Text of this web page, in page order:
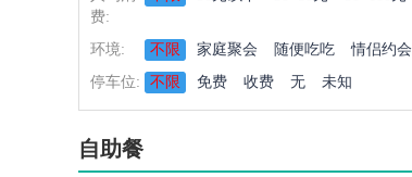
费:
环境: 不限 家庭聚会 随便吃吃 情侣约会
停车位:
不限 免费 收费 无 未知
自助餐